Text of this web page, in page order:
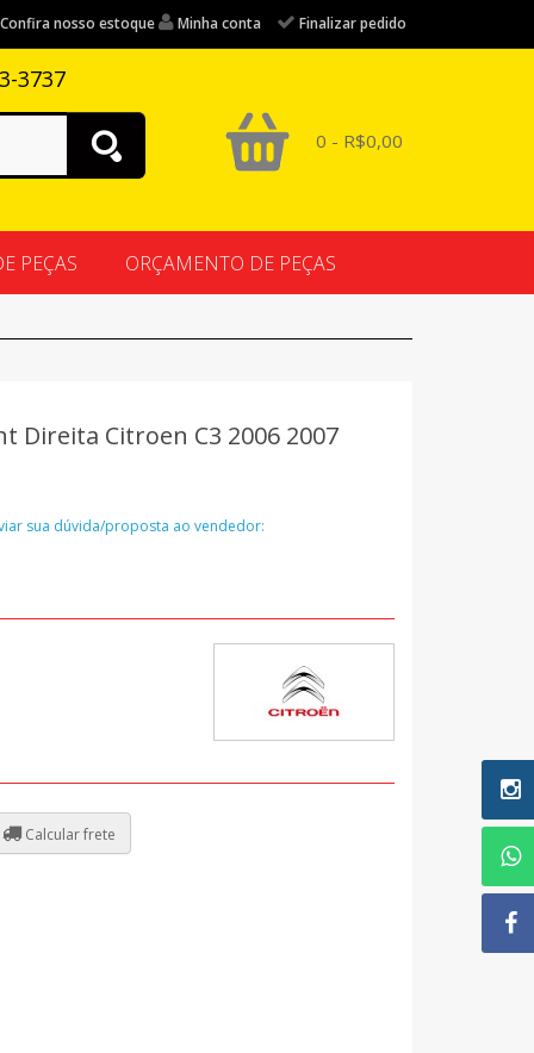
Confira nosso estoque Minha conta Finalizar pedido
3737
0 - R$0,00
PEÇAS ORÇAMENTO DE PEÇAS
Direita Citroen C3 2006 2007
sua dúvida/proposta ao vendedor:
Calcular frete